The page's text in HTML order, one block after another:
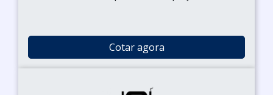
Cotar agora